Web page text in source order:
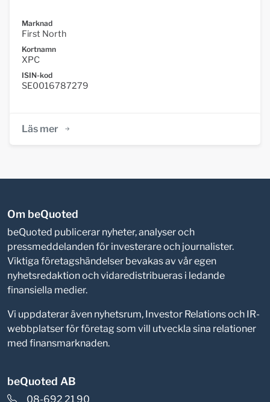
Marknad
First North
Kortnamn
XPC
ISIN-kod
SE0016787279
Läs mer
Om beQuoted
beQuoted publicerar nyheter, analyser och
pressmeddelanden för investerare och journalister.
Viktiga företagshändelser bevakas av vår egen
nyhetsredaktion och vidaredistribueras i ledande
finansiella medier.
Vi uppdaterar även nyhetsrum, Investor Relations och IR-
webbplatser för företag som vill utveckla sina relationer
med finansmarknaden.
beQuoted AB
08-692 21 90